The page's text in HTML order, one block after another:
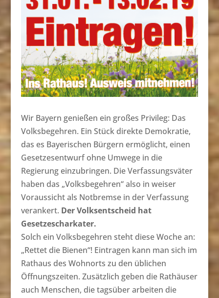
Wir Bayern genießen ein großes Privileg: Das
Volksbegehren. Ein Stück direkte Demokratie,
das es Bayerischen Bürgern ermöglicht, einen
Gesetzesentwurf ohne Umwege in die
Regierung einzubringen. Die Verfassungsväter
haben das „Volksbegehren“ also in weiser
Voraussicht als Notbremse in der Verfassung
verankert. Der Volksentscheid hat
Gesetzescharkater.
Solch ein Volksbegehren steht diese Woche an:
„Rettet die Bienen“! Eintragen kann man sich im
Rathaus des Wohnorts zu den üblichen
Öffnungszeiten. Zusätzlich geben die Rathäuser
auch Menschen, die tagsüber arbeiten die